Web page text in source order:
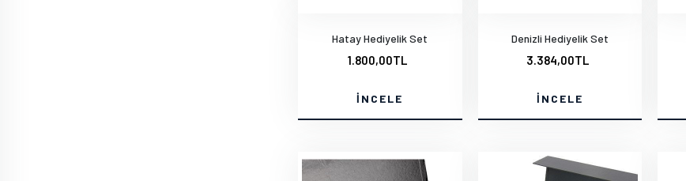
Hatay Hediyelik Set
1.800,00TL
İNCELE
Denizli Hediyelik Set
3.384,00TL
İNCELE